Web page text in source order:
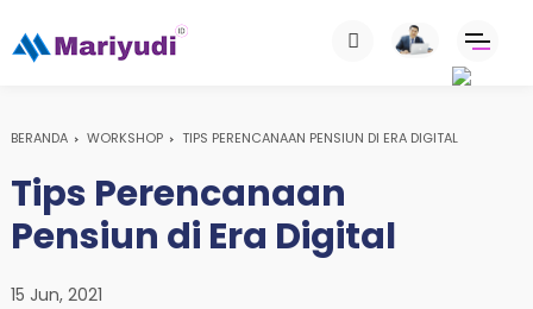
BERANDA WORKSHOP TIPS PERENCANAAN PENSIUN DI ERA DIGITAL
Tips Perencanaan
Pensiun di Era Digital
15 Jun, 2021